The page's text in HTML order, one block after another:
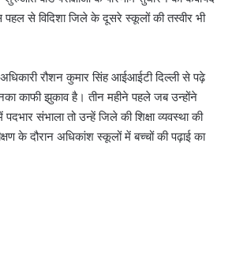
से विदिशा जिले के दूसरे स्कूलों की तस्वीर भी
रौशन कुमार सिंह आईआईटी दिल्ली से पढ़े
काफी झुकाव है। तीन महीने पहले जब उन्होंने
संभाला तो उन्हें जिले की शिक्षा व्यवस्था की
के दौरान अधिकांश स्कूलों में बच्चों की पढ़ाई का